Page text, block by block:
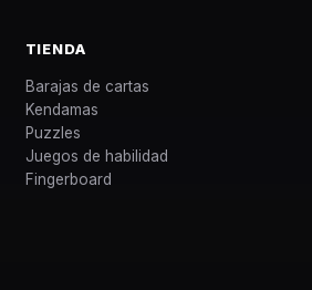
TIENDA
Barajas de cartas
Kendamas
Puzzles
Juegos de habilidad
Fingerboard